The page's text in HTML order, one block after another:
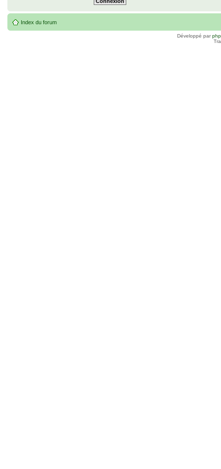
Index du forum
Développé par